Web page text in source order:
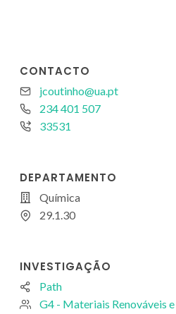
CONTACTO
jcoutinho@ua.pt
234 401 507
33531
DEPARTAMENTO
Química
29.1.30
INVESTIGAÇÃO
Path
G4 - Materiais Renováveis